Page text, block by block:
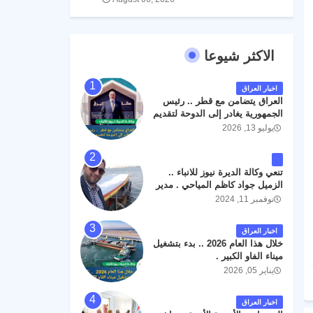
الاكثر شيوعا
اخبار العراق
العراق يتضامن مع قطر .. رئيس
الجمهورية يغادر إلى الدوحة لتقديم
واجب العزاء .
يوليو 13, 2026
تنعي وكالة الديرة نيوز للانباء ..
الزميل جواد كاظم المياحي . مدير
الخطوط الجوية العراقية السابق
البصرة الدولي اليوم الاثنين على
الطريق المؤدي من البوابة
الرئيسة الى صالة المسافرين .
حيث كان سبب الحادث يعود
لتصادم عجلته مع عجلة نوع كيا بنكو
مطار البصرة الدولي . سائلين الله
عز وجل ان يتغمد الفقيد بواسع
نوفمبر 11, 2024
اخبار العراق
خلال هذا العام 2026 .. بدء بتشغيل
ميناء الفاو الكبير .
يناير 05, 2026
اخبار العراق